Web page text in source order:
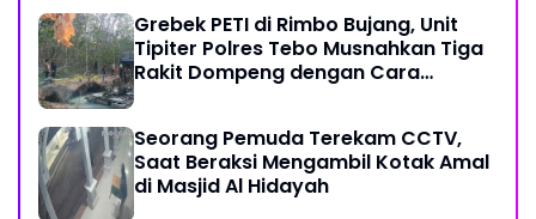
Grebek PETI di Rimbo Bujang, Unit
Tipiter Polres Tebo Musnahkan Tiga
Rakit Dompeng dengan Cara
Seorang Pemuda Terekam CCTV,
Saat Beraksi Mengambil Kotak Amal
di Masjid Al Hidayah